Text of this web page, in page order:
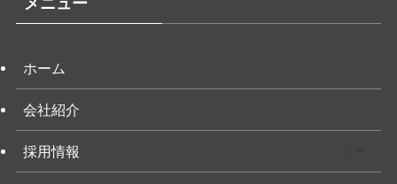
ホーム
会社紹介
採用情報